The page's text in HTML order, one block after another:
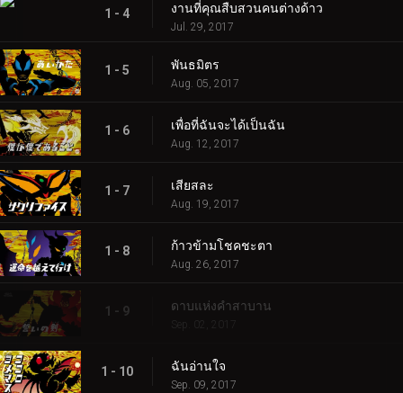
1 - 4 งานที่คุณสืบสวนคนต่างด้าว
Jul. 29, 2017
1 - 5 พันธมิตร
Aug. 05, 2017
1 - 6 เพื่อที่ฉันจะได้เป็นฉัน
Aug. 12, 2017
1 - 7 เสียสละ
Aug. 19, 2017
1 - 8 ก้าวข้ามโชคชะตา
Aug. 26, 2017
1 - 9 ดาบแห่งคำสาบาน
Sep. 02, 2017
1 - 10 ฉันอ่านใจ
Sep. 09, 2017